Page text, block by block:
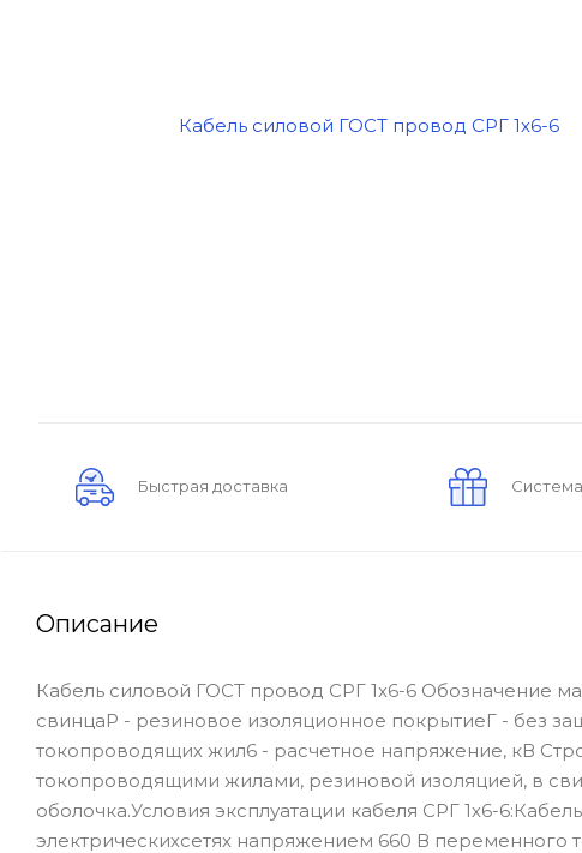
Быстрая доставка
Описание
Кабель силовой ГОСТ провод СРГ 1х6-6 Обозначение
свинцаР - резиновое изоляционное покрытиеГ - без
токопроводящих жил6 - расчетное напряжение, кВ
токопроводящими жилами, резиновой изоляцией, в
оболочка.Условия эксплуатации кабеля СРГ 1х6-
электрическихсетях напряжением 660 В переменного